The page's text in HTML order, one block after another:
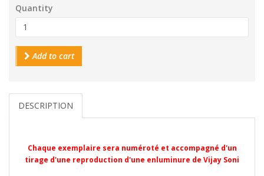
Quantity
Add to cart
DESCRIPTION
Chaque exemplaire sera numéroté et accompagné d'un
tirage d'une reproduction d'une enluminure de Vijay Soni